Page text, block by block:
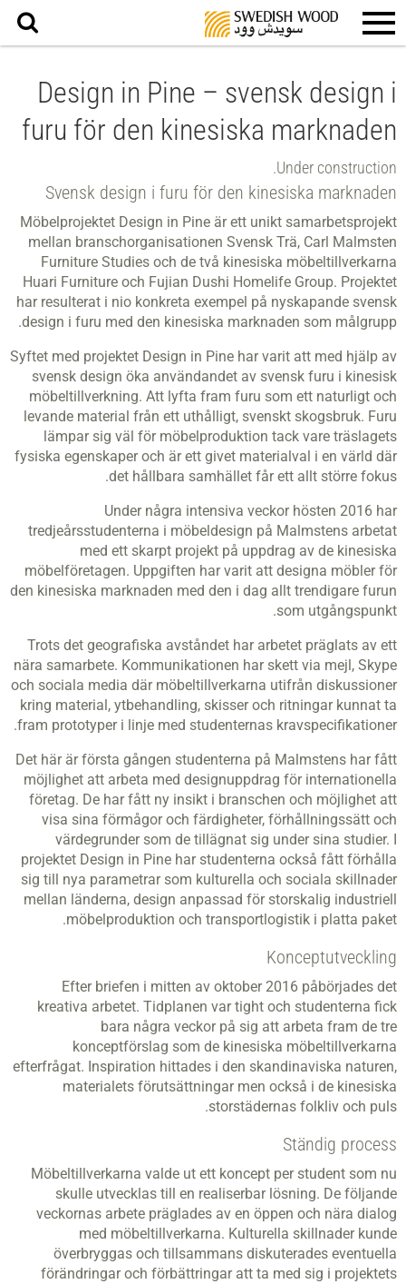
بحث
Design in Pine – svensk design i
furu för den kinesiska marknaden
Under construction.
Svensk design i furu för den kinesiska marknaden
Möbelprojektet Design in Pine är ett unikt samarbetsprojekt
mellan branschorganisationen Svensk Trä, Carl Malmsten
Furniture Studies och de två kinesiska möbeltillverkarna
Huari Furniture och Fujian Dushi Homelife Group. Projektet
har resulterat i nio konkreta exempel på nyskapande svensk
design i furu med den kinesiska marknaden som målgrupp.
Syftet med projektet Design in Pine har varit att med hjälp av
svensk design öka användandet av svensk furu i kinesisk
möbeltillverkning. Att lyfta fram furu som ett naturligt och
levande material från ett uthålligt, svenskt skogsbruk. Furu
lämpar sig väl för möbelproduktion tack vare träslagets
fysiska egenskaper och är ett givet materialval i en värld där
det hållbara samhället får ett allt större fokus.
Under några intensiva veckor hösten 2016 har
tredjeårsstudenterna i möbeldesign på Malmstens arbetat
med ett skarpt projekt på uppdrag av de kinesiska
möbelföretagen. Uppgiften har varit att designa möbler för
den kinesiska marknaden med den i dag allt trendigare furun
som utgångspunkt.
Trots det geografiska avståndet har arbetet präglats av ett
nära samarbete. Kommunikationen har skett via mejl, Skype
och sociala media där möbeltillverkarna utifrån diskussioner
kring material, ytbehandling, skisser och ritningar kunnat ta
fram prototyper i linje med studenternas kravspecifikationer.
Det här är första gången studenterna på Malmstens har fått
möjlighet att arbeta med designuppdrag för internationella
företag. De har fått ny insikt i branschen och möjlighet att
visa sina förmågor och färdigheter, förhållningssätt och
värdegrunder som de tillägnat sig under sina studier. I
projektet Design in Pine har studenterna också fått förhålla
sig till nya parametrar som kulturella och sociala skillnader
mellan länderna, design anpassad för storskalig industriell
möbelproduktion och transportlogistik i platta paket.
Konceptutveckling
Efter briefen i mitten av oktober 2016 påbörjades det
kreativa arbetet. Tidplanen var tight och studenterna fick
bara några veckor på sig att arbeta fram de tre
konceptförslag som de kinesiska möbeltillverkarna
efterfrågat. Inspiration hittades i den skandinaviska naturen,
materialets förutsättningar men också i de kinesiska
storstädernas folkliv och puls.
Ständig process
Möbeltillverkarna valde ut ett koncept per student som nu
skulle utvecklas till en realiserbar lösning. De följande
veckornas arbete präglades av en öppen och nära dialog
med möbeltillverkarna. Kulturella skillnader kunde
överbryggas och tillsammans diskuterades eventuella
förändringar och förbättringar att ta med sig i projektets